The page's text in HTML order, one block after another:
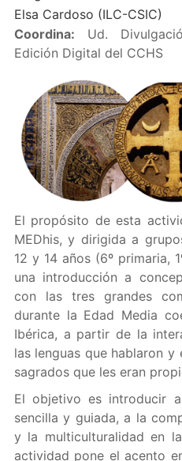
Elsa Cardoso (ILC-CSIC)
Coordina: Ud.
Edición Digital del CCHS
El propósito de esta
MEDhis, y dirigida a
12 y 14 años (6º primaria,
una introducción a
con las tres grandes
durante la Edad Media
Ibérica, a partir de la
las lenguas que hablaron
sagrados que les eran
El objetivo es introducir
sencilla y guiada, a la
y la multiculturalidad en
actividad pone el acento